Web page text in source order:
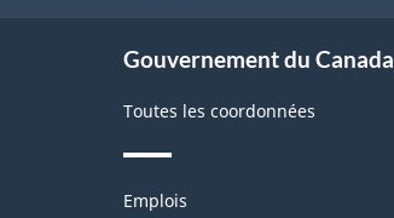
Gouvernement du Canada
Toutes les coordonnées
Thèmes
Emplois